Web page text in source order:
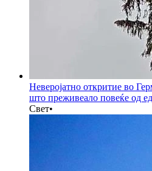
Неверојатно откритие во
што преживеало повеќе од
Свет•